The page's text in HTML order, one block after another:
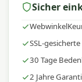
Sicher
SSL-
30 Tage
2 Jahre